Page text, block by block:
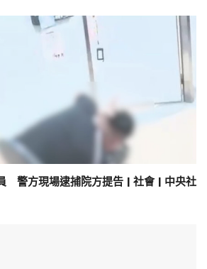
警方現場逮捕院方提告 | 社會 | 中央社